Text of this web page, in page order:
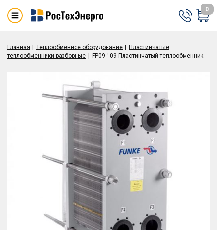
0
Главная Теплообменное оборудование
Пластинчатые
теплообменники разборные
FP09-109 Пластинчатый теплообменник